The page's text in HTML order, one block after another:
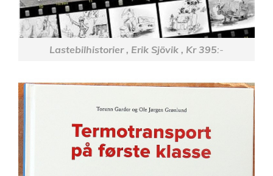
Lastebilhistorier , Erik Sjövik , Kr 395:-